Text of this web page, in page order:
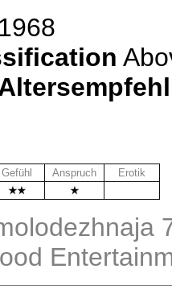
Gefühl Anspruch
Erotik